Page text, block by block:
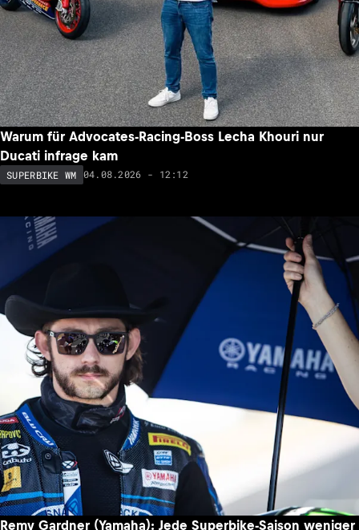
Warum für Advocates-Racing-Boss Lecha Khouri nur
Ducati infrage kam
SUPERBIKE WM 04.08.2026 - 12:12
Remy Gardner (Yamaha): Jede Superbike-Saison weniger